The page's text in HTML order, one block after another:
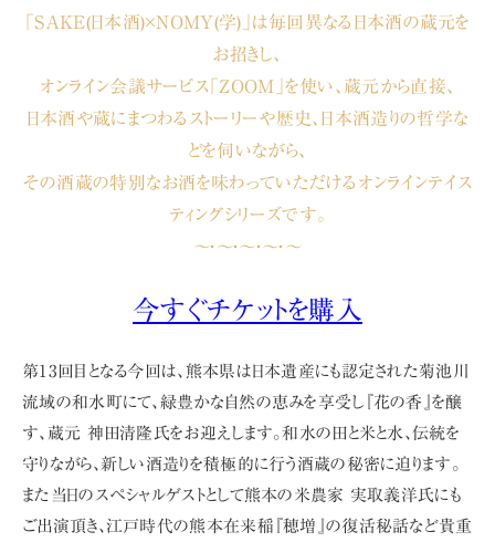
「SAKE(日本酒)×NOMY(学)」は毎回異なる日本酒の蔵元を
お招きし、
オンライン会議サービス「ZOOM」を使い、蔵元から直接、
日本酒や蔵にまつわるストーリーや歴史、日本酒造りの哲学な
どを伺いながら、
その酒蔵の特別なお酒を味わっていただけるオンラインテイス
ティングシリーズです。
〜・〜・〜・〜・〜
今すぐチケットを購入
第13回目となる今回は、熊本県は日本遺産にも認定された菊池川
流域の和水町にて、緑豊かな自然の恵みを享受し『花の香』を醸
す、蔵元 神田清隆氏をお迎えします。和水の田と米と水、伝統を
守りながら、新しい酒造りを積極的に行う酒蔵の秘密に迫ります。
また当日のスペシャルゲストとして熊本の米農家 実取義洋氏にも
ご出演頂き、江戸時代の熊本在来稲『穂増』の復活秘話など貴重